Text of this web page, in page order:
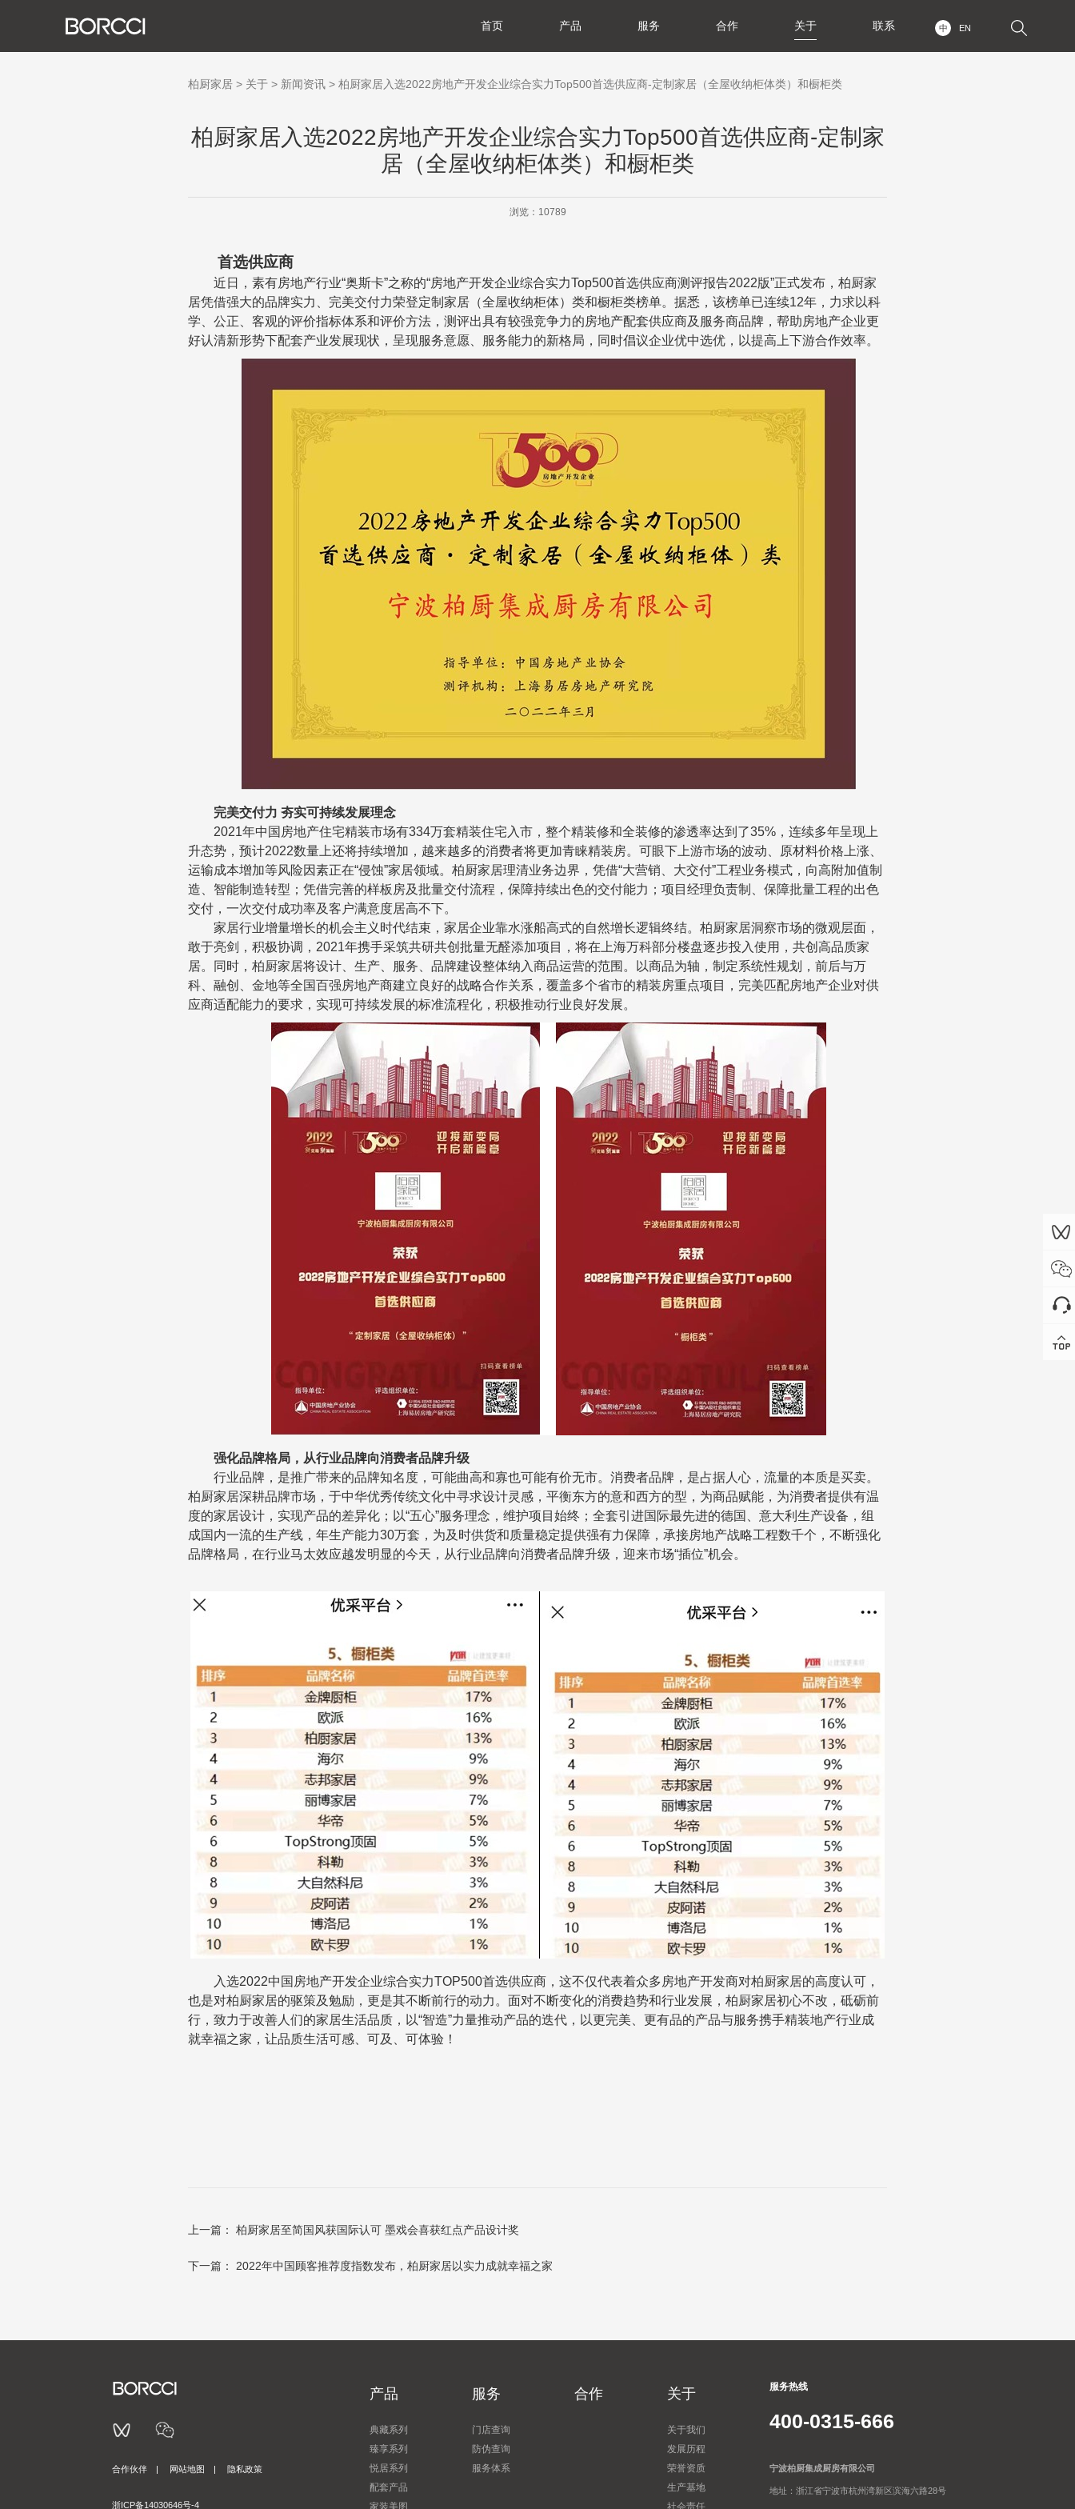
中 EN
首页 产品 服务 合作 关于 联系
柏厨家居 > 关于 > 新闻资讯 >柏厨家居入选2022房地产开发企业综合实力Top500首选供应商-定制家居（全屋收纳柜体类）和橱柜类
柏厨家居入选2022房地产开发企业综合实力Top500首选供应商-定制家
居（全屋收纳柜体类）和橱柜类
浏览：10789
首选供应商
近日，素有房地产行业“奥斯卡”之称的“房地产开发企业综合实力Top500首选供应商测评报告2022版”正式发布，柏厨家
居凭借强大的品牌实力、完美交付力荣登定制家居（全屋收纳柜体）类和橱柜类榜单。据悉，该榜单已连续12年，力求以科
学、公正、客观的评价指标体系和评价方法，测评出具有较强竞争力的房地产配套供应商及服务商品牌，帮助房地产企业更
好认清新形势下配套产业发展现状，呈现服务意愿、服务能力的新格局，同时倡议企业优中选优，以提高上下游合作效率。
完美交付力 夯实可持续发展理念
2021年中国房地产住宅精装市场有334万套精装住宅入市，整个精装修和全装修的渗透率达到了35% ，连续多年呈现上
升态势，预计2022数量上还将持续增加 ，越来越多的消费者将更加青睐精装房。可眼下上游市场的波动、原材料价格上涨、
运输成本增加等风险因素正在“侵蚀”家居领域。柏厨家居理清业务边界，凭借“大营销、大交付”工程业务模式，向高附加值制
造、智能制造转型；凭借完善的样板房及批量交付流程，保障持续出色的交付能力；项目经理负责制、保障批量工程的出色
交付，一次交付成功率及客户满意度居高不下。
家居行业增量增长的机会主义时代结束，家居企业靠水涨船高式的自然增长逻辑终结。柏厨家居洞察市场的微观层面，
敢于亮剑，积极协调， 2021年携手采筑共研共创批量无醛添加项目，将在上海万科部分楼盘逐步投入使用，共创高品质家
居。同时，柏厨家居将设计、生产、服务、品牌建设整体纳入商品运营的范围。以商品为轴，制定系统性规划，前后与万
科、融创、金地等全国百强房地产商建立良好的战略合作关系，覆盖多个省市的精装房重点项目，完美匹配房地产企业对供
应商适配能力的要求，实现可持续发展的标准流程化 ，积极推动行业良好发展。
强化品牌格局，从行业品牌向消费者品牌升级
行业品牌，是推广带来的品牌知名度，可能曲高和寡也可能有价无市。消费者品牌，是占据人心，流量的本质是买卖。
柏厨家居深耕品牌市场，于中华优秀传统文化中寻求设计灵感，平衡东方的意和西方的型，为商品赋能，为消费者提供有温
度的家居设计，实现产品的差异化；以“五心”服务理念，维护项目始终；全套引进国际最先进的德国、意⼤利生产设备，组
成国内⼀流的生产线，年生产能力30万套，为及时供货和质量稳定提供强有力保障，承接房地产战略工程数千个，不断强化
品牌格局，在行业马太效应越发明显的今天，从行业品牌向消费者品牌升级，迎来市场“插位”机会。
入选2022中国房地产开发企业综合实力TOP500首选供应商，这不仅代表着众多房地产开发商对柏厨家居的高度认可，
也是对柏厨家居的驱策及勉励，更是其不断前行的动力。面对不断变化的消费趋势和行业发展，柏厨家居初心不改，砥砺前
行，致力于改善人们的家居生活品质，以“智造”力量推动产品的迭代，以更完美、更有品的产品与服务携手精装地产行业成
就幸福之家，让品质生活可感、可及、可体验！
上一篇：柏厨家居至简国风获国际认可 墨戏会喜获红点产品设计奖
下一篇： 2022年中国顾客推荐度指数发布，柏厨家居以实力成就幸福之家
合作伙伴| 网站地图 | 隐私政策
浙ICP备14030646号-4
产品
典藏系列
臻享系列
悦居系列
配套产品
家装美图
服务
门店查询
防伪查询
服务体系
合作 关于
关于我们
发展历程
荣誉资质
生产基地
社会责任
服务热线
400-0315-666
宁波柏厨集成厨房有限公司
地址：浙江省宁波市杭州湾新区滨海六路28号